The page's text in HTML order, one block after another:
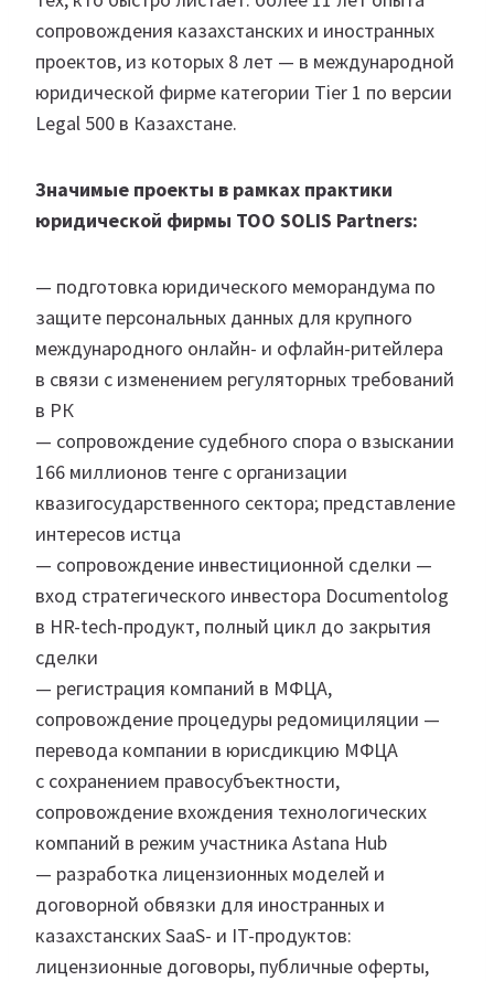
сопровождения казахстанских и иностранных
проектов, из которых 8 лет — в международной
юридической фирме категории Tier 1 по версии
Legal 500 в Казахстане.
Значимые проекты в рамках практики
юридической фирмы ТОО SOLIS Partners:
— подготовка юридического меморандума по
защите персональных данных для крупного
международного онлайн- и офлайн-ритейлера
в связи с изменением регуляторных требований
в РК
— сопровождение судебного спора о взыскании
166 миллионов тенге с организации
квазигосударственного сектора; представление
интересов истца
— сопровождение инвестиционной сделки —
вход стратегического инвестора Documentolog
в HR-tech-продукт, полный цикл до закрытия
сделки
— регистрация компаний в МФЦА,
сопровождение процедуры редомициляции —
перевода компании в юрисдикцию МФЦА
с сохранением правосубъектности,
сопровождение вхождения технологических
компаний в режим участника Astana Hub
— разработка лицензионных моделей и
договорной обвязки для иностранных и
казахстанских SaaS- и IT-продуктов:
лицензионные договоры, публичные оферты,